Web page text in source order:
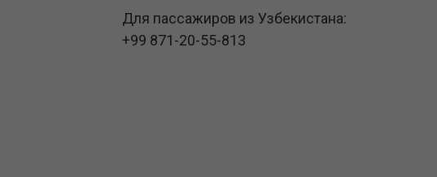
Для пассажиров из Узбекистана:
+99 871-20-55-813